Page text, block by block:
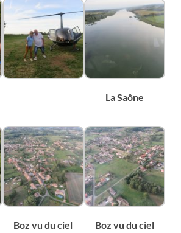
La Saône
Boz vu du ciel Boz vu du ciel